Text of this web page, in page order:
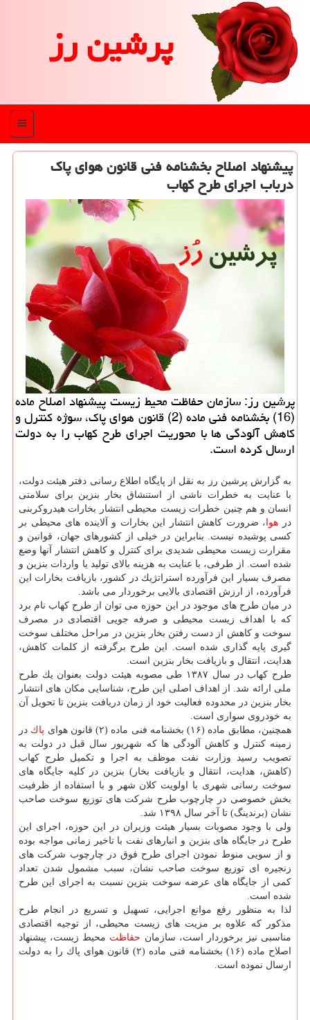
پرشین رز
منو
پیشنهاد اصلاح بخشنامه فنی قانون هوای پاك
درباب اجرای طرح كهاب
پرشین رز: سازمان حفاظت محیط زیست پیشنهاد اصلاح ماده
(16) بخشنامه فنی ماده (2) قانون هوای پاك، سوژه كنترل و
كاهش آلودگی ها با محوریت اجرای طرح كهاب را به دولت
ارسال كرده است.
به گزارش پرشین رز به نقل از پایگاه اطلاع رسانی دفتر هیئت دولت،
با عنایت به خطرات ناشی از استنشاق بخار بنزین برای سلامتی
انسان و هم چنین خطرات زیست محیطی انتشار بخارات هیدروكربنی
در هوا، ضرورت كاهش انتشار این بخارات و آلاینده های محیطی بر
كسی پوشیده نیست. بنابراین در خیلی از كشورهای جهان، قوانین و
مقرارت زیست محیطی شدیدی برای كنترل و كاهش انتشار آنها وضع
شده است. از طرفی، با عنایت به هزینه بالای تولید یا واردات بنزین و
مصرف بسیار این فرآورده استراتژیك در كشور، بازیافت بخارات این
فرآورده، از ارزش اقتصادی بالایی برخوردار می باشد.
در میان طرح های موجود در این حوزه می توان از طرح كهاب نام برد
كه با اهداف زیست محیطی و صرفه جویی اقتصادی در مصرف
سوخت و كاهش از دست رفتن بخار بنزین در مراحل مختلف سوخت
گیری پایه گذاری شده است. این طرح برگرفته از كلمات كاهش،
هدایت، انتقال و بازیافت بخار بنزین است.
طرح كهاب در سال ۱۳۸۷ طی مصوبه هیئت دولت بعنوان یك طرح
ملی ارائه شد. از اهداف اصلی این طرح، شناسایی مكان های انتشار
بخار بنزین در محدوده فعالیت خود از زمان دریافت بنزین تا تحویل آن
به خودروی سواری است.
همچنین، مطابق ماده (۱۶) بخشنامه فنی ماده (۲) قانون هوای
پاك در
زمینه كنترل و كاهش آلودگی ها كه شهریور سال قبل در دولت به
تصویب رسید وزارت نفت موظف به اجرا و تكمیل طرح كهاب
(كاهش، هدایت، انتقال و بازیافت بخار) بنزین در كلیه جایگاه های
سوخت رسانی شهری با اولویت كلان شهر و با استفاده از ظرفیت
بخش خصوصی در چارچوب طرح شركت های توزیع سوخت صاحب
نشان (برندینگ) تا آخر سال ۱۳۹۸ شد.
ولی با وجود مصوبات بسیار هیئت وزیران در این حوزه، اجرای این
طرح در جایگاه های بنزین و انبارهای نفت با تاخیر زمانی مواجه بوده
و از سویی منوط نمودن اجرای طرح فوق در چارچوب شركت های
زنجیره ای توزیع سوخت صاحب نشان، سبب مشمول شدن تعداد
كمی از جایگاه های عرضه سوخت بنزین نسبت به اجرای این طرح
شده است.
لذا به منظور رفع موانع اجرایی، تسهیل و تسریع در انجام طرح
مذكور كه علاوه بر مزیت های زیست محیطی، از توجیه اقتصادی
مناسبی نیز برخوردار است، سازمان حفاظت محیط زیست، پیشنهاد
اصلاح ماده (۱۶) بخشنامه فنی ماده (۲) قانون هوای پاك را به دولت
ارسال نموده است.